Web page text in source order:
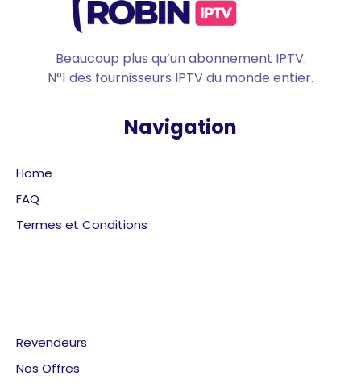
Beaucoup plus qu’un abonnement IPTV.
N°1 des fournisseurs IPTV du monde entier.
Navigation
Home
FAQ
Termes et Conditions
Revendeurs
Nos Offres